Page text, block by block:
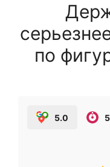
по
5.0